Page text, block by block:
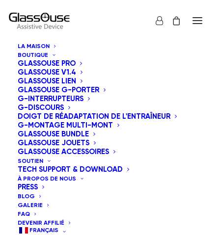
LA MAISON
BOUTIQUE
GLASSOUSE PRO
GLASSOUSE V1.4
GLASSOUSE LIEN
GLASSOUSE G-PORTER
G-INTERRUPTEURS
G-DISCOURS
DOIGT DE RÉADAPTATION DE L'ENTRAÎNEUR
G-MONTAGE MULTI-MONT
GLASSOUSE BUNDLE
GLASSOUSE JOUETS
GLASSOUSE ACCESSOIRES
SOUTIEN
TECH SUPPORT & DOWNLOAD
À PROPOS DE NOUS
PRESS
BLOG
GALERIE
FAQ
DEVENIR AFFILIÉ
FRANÇAIS
Comprendre les
utilisateurs : qui
bénéficie de la
technologie
d'assistance mains
30 AVRIL 2026